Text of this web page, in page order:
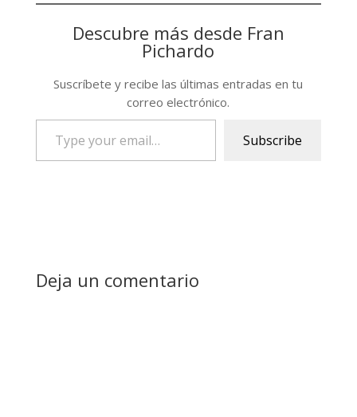
Descubre más desde Fran
Pichardo
Suscríbete y recibe las últimas entradas en tu
correo electrónico.
email…
Subscribe
Deja un comentario